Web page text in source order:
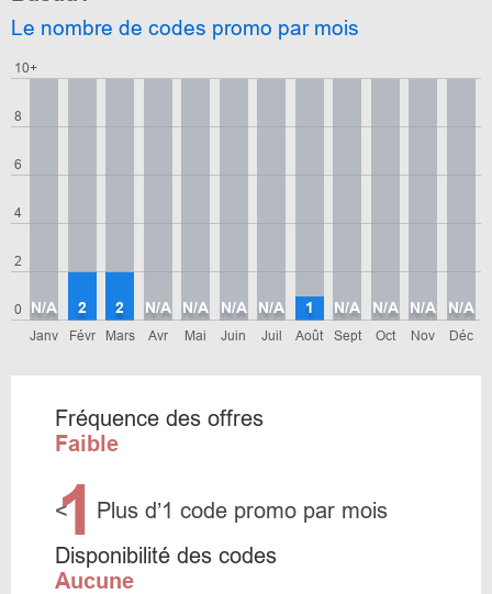
Le nombre de codes promo par mois
0
2
4
6
8
10+
Janv
N/A
Févr
2
Mars
2
Avr
N/A
Mai
N/A
Juin
N/A
Juil
N/A
Août
1
Sept
N/A
Oct
N/A
Nov
N/A
Déc
N/A
Fréquence des offres
Faible
<
1 Plus d’1 code promo par mois
Disponibilité des codes
Aucune